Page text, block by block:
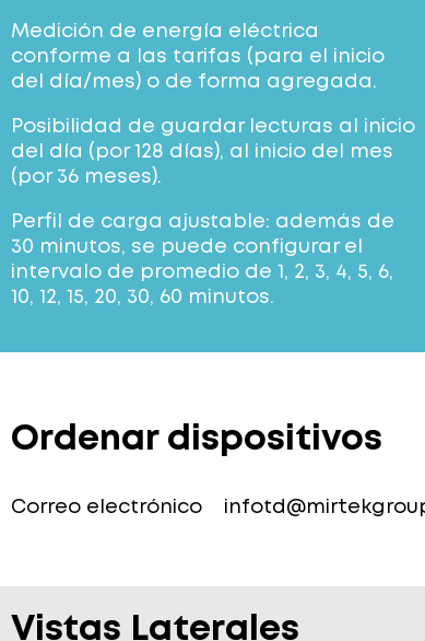
Medición de energía eléctrica
conforme a las tarifas (para el inicio
del día/mes) o de forma agregada.
Posibilidad de guardar lecturas al inicio
del día (por 128 días), al inicio del mes
(por 36 meses).
Perfil de carga ajustable: además de
30 minutos, se puede configurar el
intervalo de promedio de 1, 2, 3, 4, 5, 6,
10, 12, 15, 20, 30, 60 minutos.
Ordenar dispositivos
Correo electrónico
Vistas Laterales